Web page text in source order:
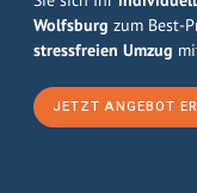
Wolfsburg zum Best-
stressfreien Umzug
JETZT ANGEBOT